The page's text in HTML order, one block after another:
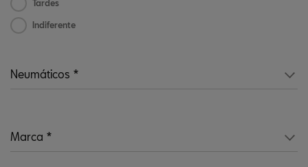
Tardes
Indiferente